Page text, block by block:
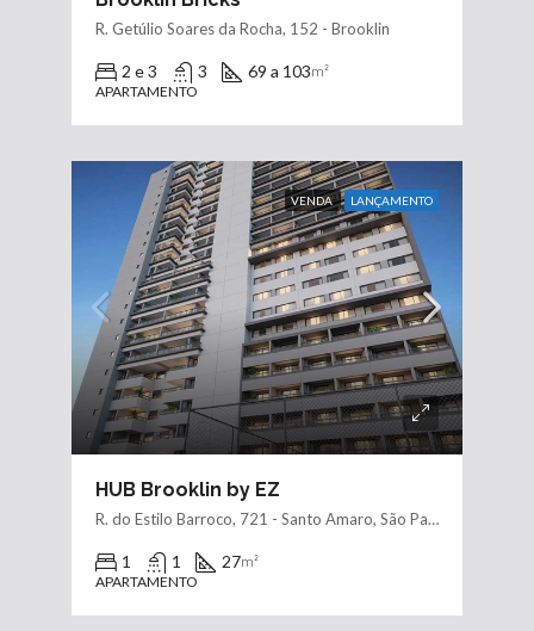
R. Getúlio Soares da Rocha, 152 - Brooklin
2 e 3 3 69 a 103m²
APARTAMENTO
VENDA LANÇAMENTO
HUB Brooklin by EZ
R. do Estilo Barroco, 721 - Santo Amaro, São Paulo - SP, 04709-011
1 1 27m²
APARTAMENTO